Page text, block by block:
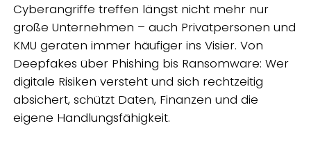
Cyberangriffe treffen längst nicht mehr nur
große Unternehmen – auch Privatpersonen und
KMU geraten immer häufiger ins Visier. Von
Deepfakes über Phishing bis Ransomware: Wer
digitale Risiken versteht und sich rechtzeitig
absichert, schützt Daten, Finanzen und die
eigene Handlungsfähigkeit.